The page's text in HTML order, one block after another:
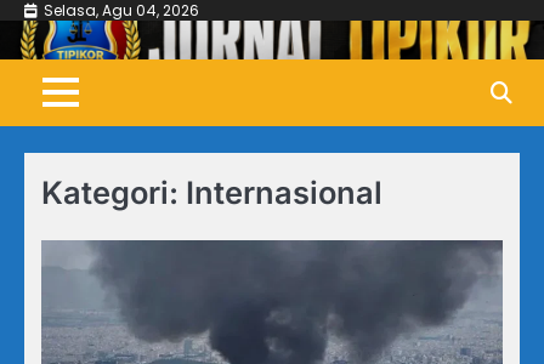
Skip
content
Selasa, Agu 04, 2026
Kategori: Internasional